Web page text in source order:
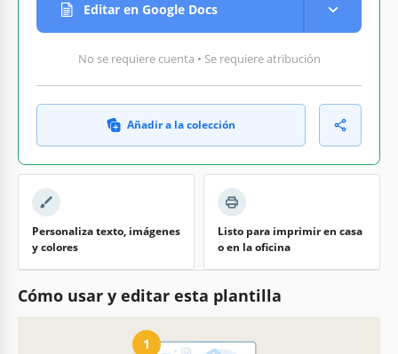
Editar en Google Docs
No se requiere cuenta • Se requiere atribución
Añadir a la colección
Personaliza texto, imágenes
y colores
Listo para imprimir en casa
o en la oficina
Cómo usar y editar esta plantilla
1